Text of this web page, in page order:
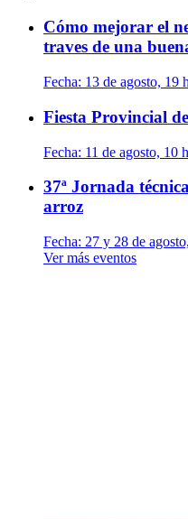
Cómo mejorar el
traves de una
Fecha: 13 de agosto, 19
Fiesta Provincial
Fecha: 11 de agosto, 10
37ª Jornada
arroz
Fecha: 27 y 28 de
Ver más eventos